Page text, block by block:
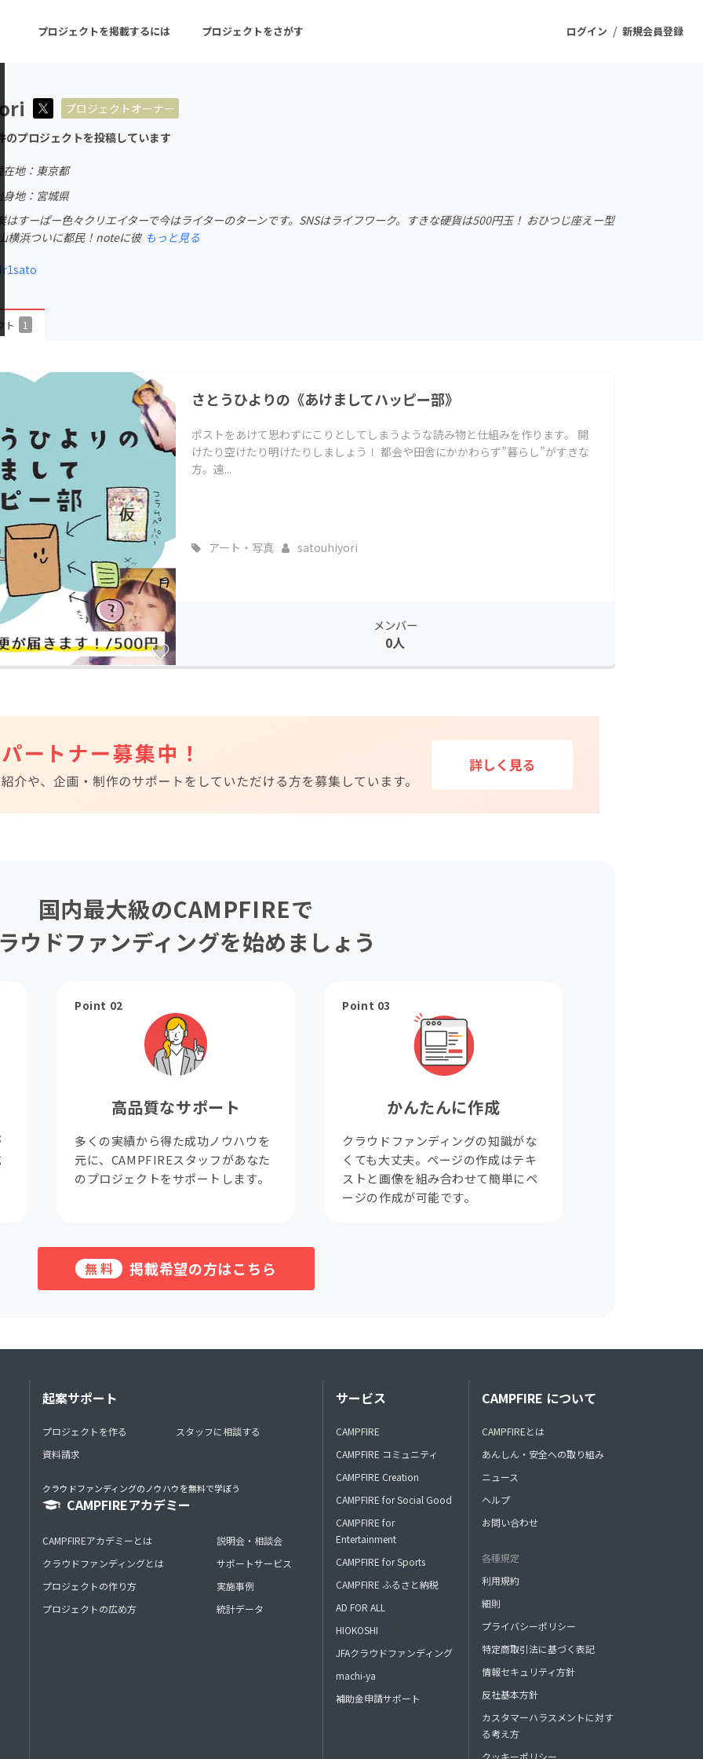
ログイン / 新規会員登録
プロジェクトを掲載するには プロジェクトをさがす
ーン 注目の新着プロジェクト
音楽
ゲーム・サービス開発
フード・飲食店
ファッション
CAMPFIRE for Social Good
CAMPFIREふるさと納税
machi-ya コミュニティ
プロジェクトオーナー
のプロジェクトを投稿しています
在地：東京都
身地：宮城県
はすーぱー色々クリエイターで今はライターのターンです。SNSはライフワーク。すきな硬貨は500円玉！ おひつじ座えー型
横浜ついに都民！noteに彼 もっと見る
ト 1
さとうひよりの《あけましてハッピー部》
ポストをあけて思わずにこりとしてしまうような読み物と仕組みを作ります。 開
けたり空けたり明けたりしましょう！ 都会や田舎にかかわらず”暮らし”がすきな
方。遠...
アート・写真 satouhiyori
メンバー
0人
国内最大級のCAMPFIREで
ウドファンディングを始めましょう
Point 02
高品質なサポート
多くの実績から得た成功ノウハウを
元に、CAMPFIREスタッフがあなた
のプロジェクトをサポートします。
Point 03
かんたんに作成
クラウドファンディングの知識がな
くても大丈夫。ページの作成はテキ
ストと画像を組み合わせて簡単にペ
ージの作成が可能です。
無料 掲載希望の方はこちら
起案サポート
プロジェクトを作る
資料請求
スタッフに相談する
クラウドファンディングのノウハウを無料で学ぼう
CAMPFIREアカデミー
CAMPFIREアカデミーとは
クラウドファンディングとは
プロジェクトの作り方
プロジェクトの広め方
説明会・相談会
サポートサービス
実施事例
統計データ
サービス
CAMPFIRE
CAMPFIRE コミュニティ
CAMPFIRE Creation
CAMPFIRE for Social Good
CAMPFIRE for
Entertainment
CAMPFIRE for Sports
CAMPFIRE ふるさと納税
AD FOR ALL
HIOKOSHI
JFAクラウドファンディング
machi-ya
補助金申請サポート
CAMPFIRE について
CAMPFIREとは
あんしん・安全への取り組み
ニュース
ヘルプ
お問い合わせ
各種規定
利用規約
細則
プライバシーポリシー
特定商取引法に基づく表記
情報セキュリティ方針
反社基本方針
カスタマーハラスメントに対す
る考え方
クッキーポリシー